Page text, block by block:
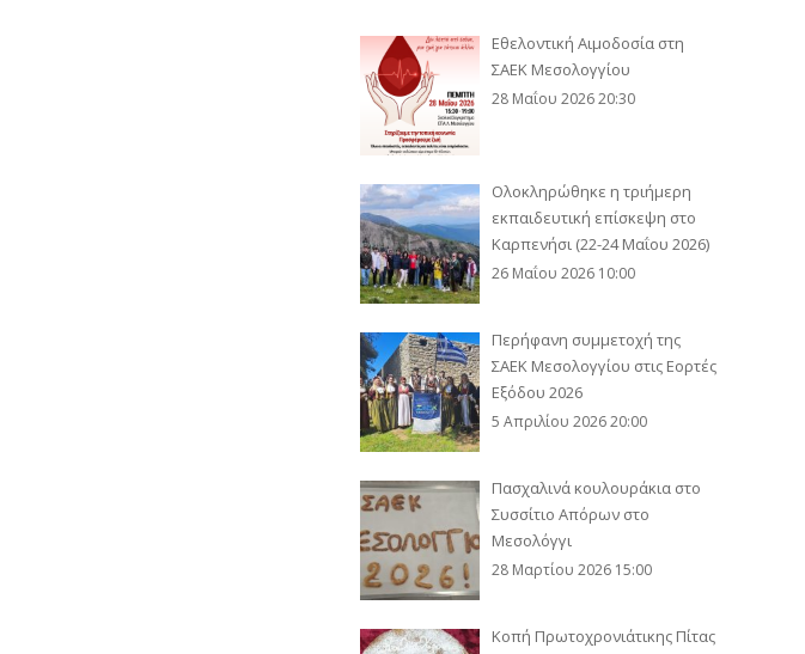
Εθελοντική Αιμοδοσία στη
ΣΑΕΚ Μεσολογγίου
28 Μαΐου 2026 20:30
Ολοκληρώθηκε η τριήμερη
εκπαιδευτική επίσκεψη στο
Καρπενήσι (22-24 Μαΐου 2026)
26 Μαΐου 2026 10:00
Περήφανη συμμετοχή της
ΣΑΕΚ Μεσολογγίου στις Εορτές
Εξόδου 2026
5 Απριλίου 2026 20:00
Πασχαλινά κουλουράκια στο
Συσσίτιο Απόρων στο
Μεσολόγγι
28 Μαρτίου 2026 15:00
Κοπή Πρωτοχρονιάτικης Πίτας